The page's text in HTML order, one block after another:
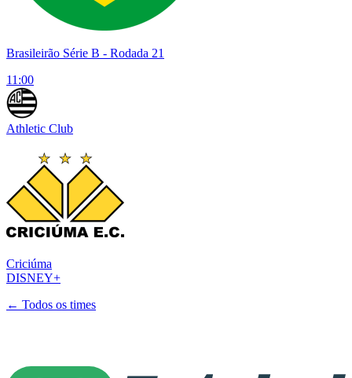
Brasileirão Série B - Rodada 21
11:00
Athletic Club
Criciúma
DISNEY+
← Todos os times